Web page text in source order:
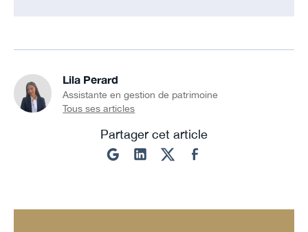
Lila Perard
Assistante en gestion de patrimoine
Tous ses articles
Partager cet article